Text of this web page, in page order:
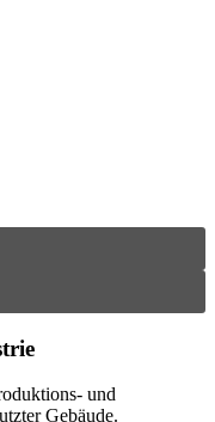
und
Gebäude.